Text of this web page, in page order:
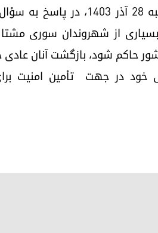
"الکساندر دکرو" نخست‌وزیر بلژیک، روز
" بسیاری از شهروندان سوری
حاکم شود، بازگشت آنان عادی
خود در جهت تأمین امنیت